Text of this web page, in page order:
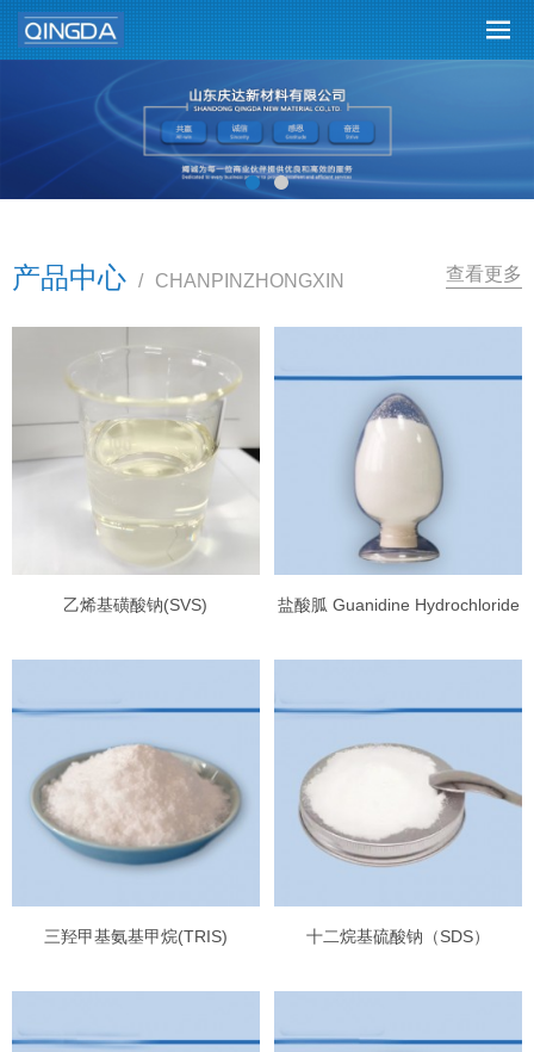
产品中心 / CHANPINZHONGXIN 查看更多
乙烯基磺酸钠(SVS) 盐酸胍 Guanidine Hydrochloride
三羟甲基氨基甲烷(TRIS) 十二烷基硫酸钠（SDS）